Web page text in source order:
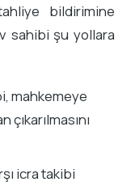
bildirimine
sahibi şu yollara
mahkemeye
çıkarılmasını
icra takibi